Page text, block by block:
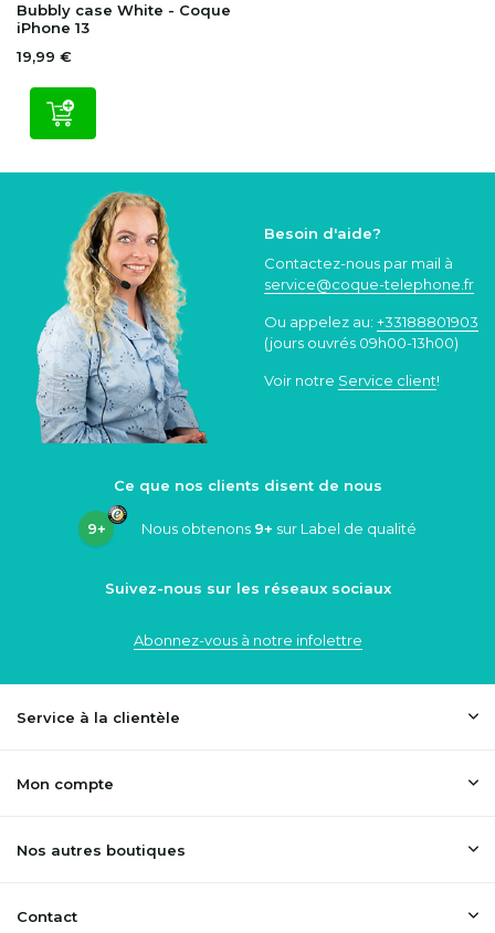
Bubbly case White - Coque
iPhone 13
19,99 €
Besoin d'aide?
Contactez-nous par mail à
service@coque-telephone.fr
Ou appelez au: +33188801903
(jours ouvrés 09h00-13h00)
Voir notre Service client!
Ce que nos clients disent de nous
9+ Nous obtenons 9+ sur Label de qualité
Suivez-nous sur les réseaux sociaux
Abonnez-vous à notre infolettre
Service à la clientèle
Mon compte
Nos autres boutiques
Contact